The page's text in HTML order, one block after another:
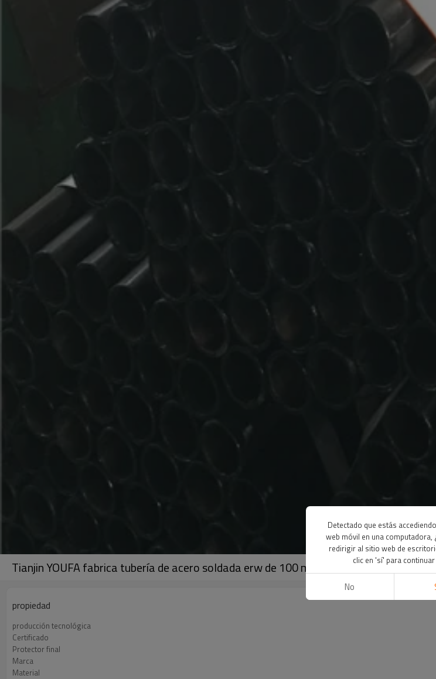
Tianjin YOUFA fabrica tubería de acero soldada erw de 100 mm de diámetro
propiedad
producción tecnológica
Certificado
Protector final
Marca
Material
Detectado que estás
web móvil en una computadora,
redirigir al sitio web de
clic en 'sí' para continuar
No